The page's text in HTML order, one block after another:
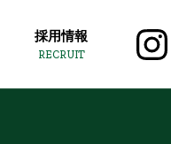
採用情報
RECRUIT